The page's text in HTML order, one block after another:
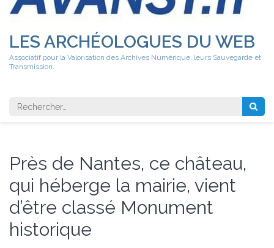
LES ARCHÉOLOGUES DU WEB
Associatif pour la Valorisation des Archives Numérique, leurs Sauvegarde et
Transmission.
Rechercher
Près de Nantes, ce château,
qui héberge la mairie, vient
d’être classé Monument
historique